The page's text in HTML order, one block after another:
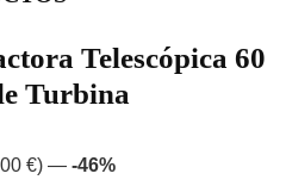
Telescópica 60
Turbina
€) — -46%